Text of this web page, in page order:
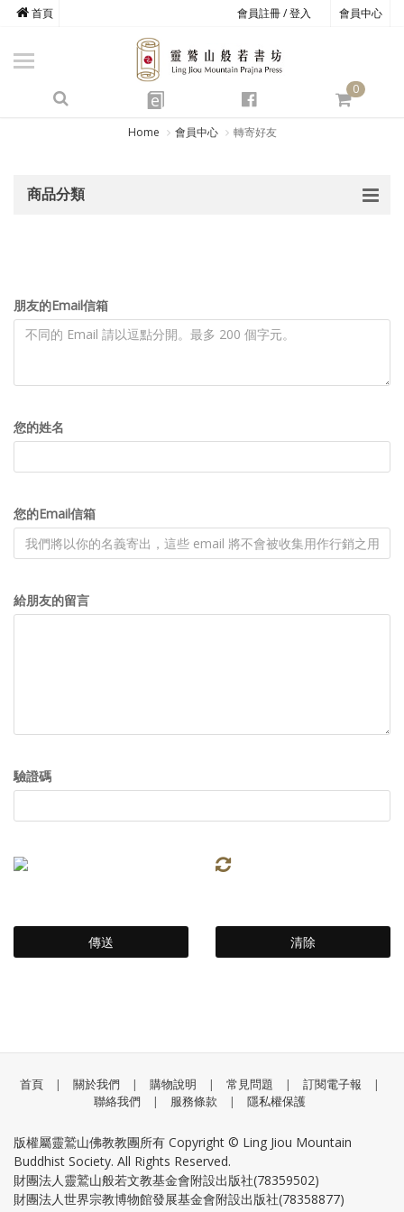
會員註冊 / 登入 會員中心
首頁
e
0
商品總覽
心道書庫
靈鷲叢書
心靈影音
Home 會員中心 轉寄好友
商品分類
朋友的Email信箱
您的姓名
您的Email信箱
給朋友的留言
驗證碼
首頁 | 關於我們 | 購物說明 | 常見問題 | 訂閱電子報
|
聯絡我們
| 服務條款 | 隱私權保護
版權屬靈鷲山佛教教團所有 Copyright © Ling Jiou Mountain
Buddhist Society. All Rights Reserved.
財團法人靈鷲山般若文教基金會附設出版社(78359502)
財團法人世界宗教博物館發展基金會附設出版社(78358877)